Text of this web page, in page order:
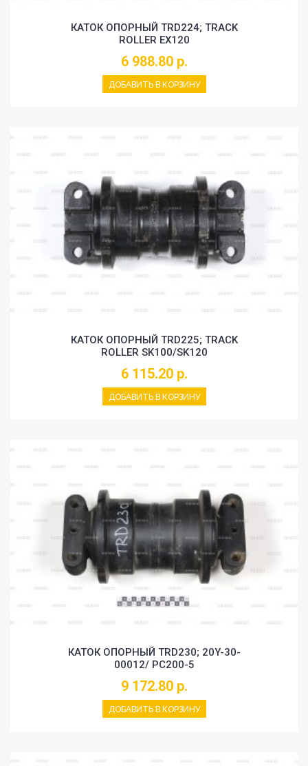
КАТОК ОПОРНЫЙ TRD224; TRACK
ROLLER EX120
6 988.80 р.
ДОБАВИТЬ В КОРЗИНУ
КАТОК ОПОРНЫЙ TRD225; TRACK
ROLLER SK100/SK120
6 115.20 р.
ДОБАВИТЬ В КОРЗИНУ
КАТОК ОПОРНЫЙ TRD230; 20Y-30-
00012/ PC200-5
9 172.80 р.
ДОБАВИТЬ В КОРЗИНУ